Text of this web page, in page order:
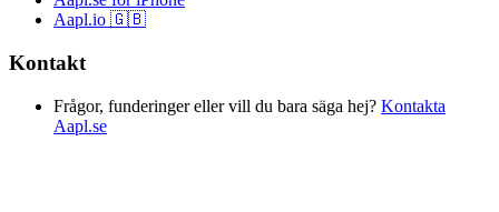
Aapl.io 🇬🇧
Kontakt
Frågor, funderinger eller vill du bara säga hej? Kontakta
Aapl.se